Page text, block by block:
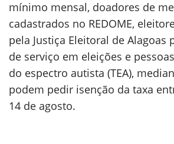
mínimo mensal, doadores de
cadastrados no REDOME,
pela Justiça Eleitoral de Alagoas
de serviço em eleições e
do espectro autista (TEA),
podem pedir isenção da taxa
14 de agosto.